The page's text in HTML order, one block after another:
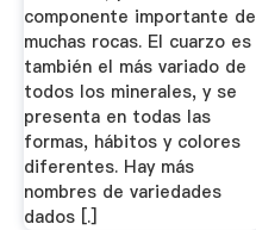
componente importante de
muchas rocas. El cuarzo es
también el más variado de
todos los minerales, y se
presenta en todas las
formas, hábitos y colores
diferentes. Hay más
nombres de variedades
dados [.]